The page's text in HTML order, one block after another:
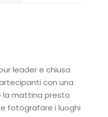
leader e chiusa
con una
la mattina presto
fotografare i luoghi